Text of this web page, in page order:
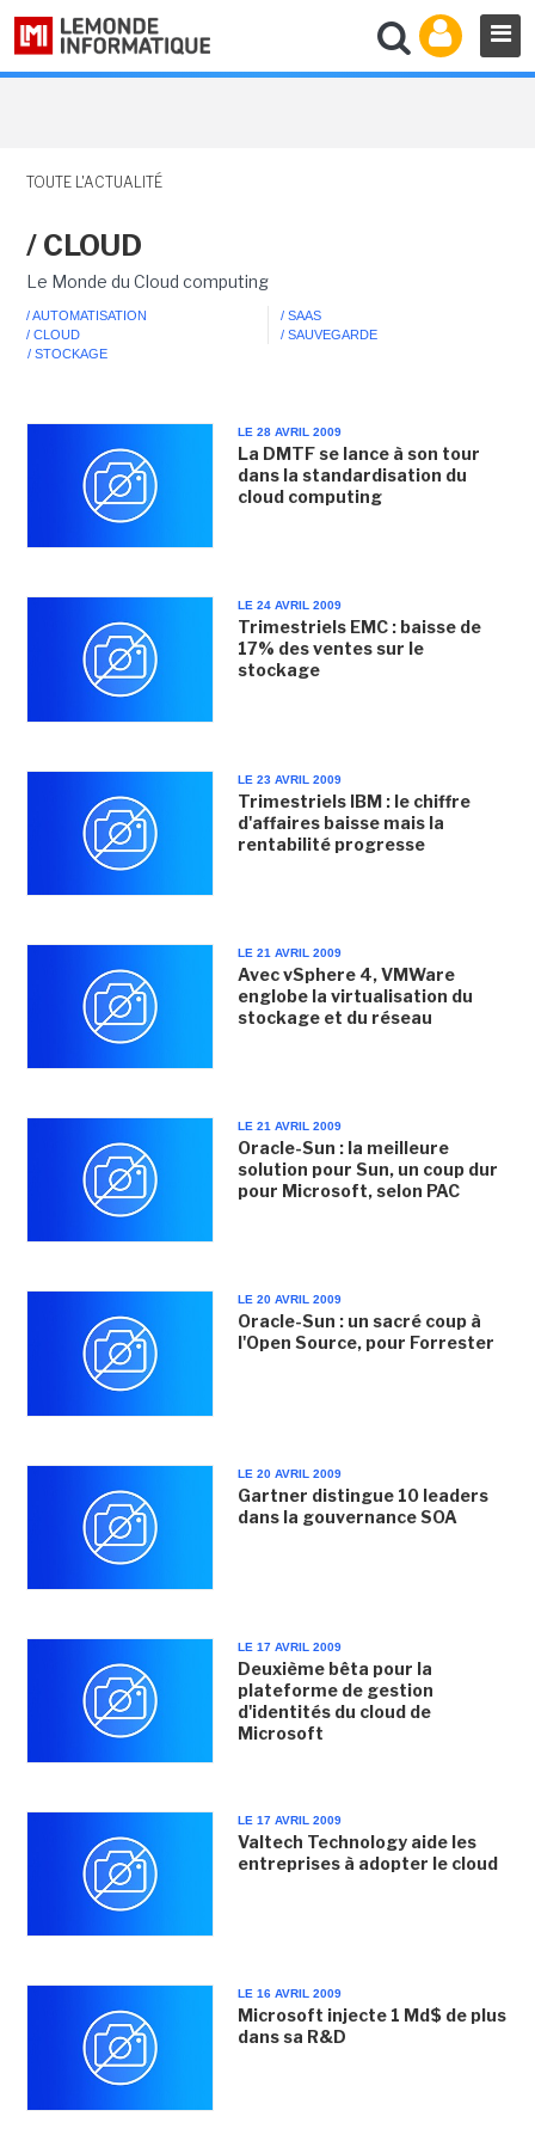
TOUTE L'ACTUALITÉ
/ CLOUD
Le Monde du Cloud computing
/ AUTOMATISATION
/ CLOUD
/ SAAS
/ SAUVEGARDE
/ STOCKAGE
LE 28 AVRIL 2009
La DMTF se lance à son tour
dans la standardisation du
cloud computing
LE 24 AVRIL 2009
Trimestriels EMC : baisse de
17% des ventes sur le
stockage
LE 23 AVRIL 2009
Trimestriels IBM : le chiffre
d'affaires baisse mais la
rentabilité progresse
LE 21 AVRIL 2009
Avec vSphere 4, VMWare
englobe la virtualisation du
stockage et du réseau
LE 21 AVRIL 2009
Oracle-Sun : la meilleure
solution pour Sun, un coup dur
pour Microsoft, selon PAC
LE 20 AVRIL 2009
Oracle-Sun : un sacré coup à
l'Open Source, pour Forrester
LE 20 AVRIL 2009
Gartner distingue 10 leaders
dans la gouvernance SOA
LE 17 AVRIL 2009
Deuxième bêta pour la
plateforme de gestion
d'identités du cloud de
Microsoft
LE 17 AVRIL 2009
Valtech Technology aide les
entreprises à adopter le cloud
LE 16 AVRIL 2009
Microsoft injecte 1 Md$ de plus
dans sa R&D